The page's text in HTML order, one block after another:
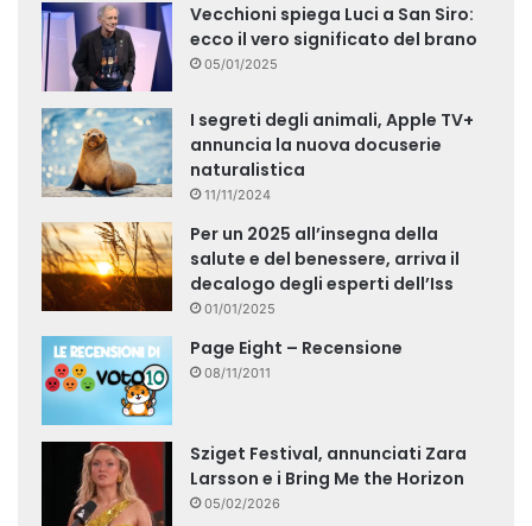
Vecchioni spiega Luci a San Siro:
ecco il vero significato del brano
05/01/2025
I segreti degli animali, Apple TV+
annuncia la nuova docuserie
naturalistica
11/11/2024
Per un 2025 all’insegna della
salute e del benessere, arriva il
decalogo degli esperti dell’Iss
01/01/2025
Page Eight – Recensione
08/11/2011
Sziget Festival, annunciati Zara
Larsson e i Bring Me the Horizon
05/02/2026